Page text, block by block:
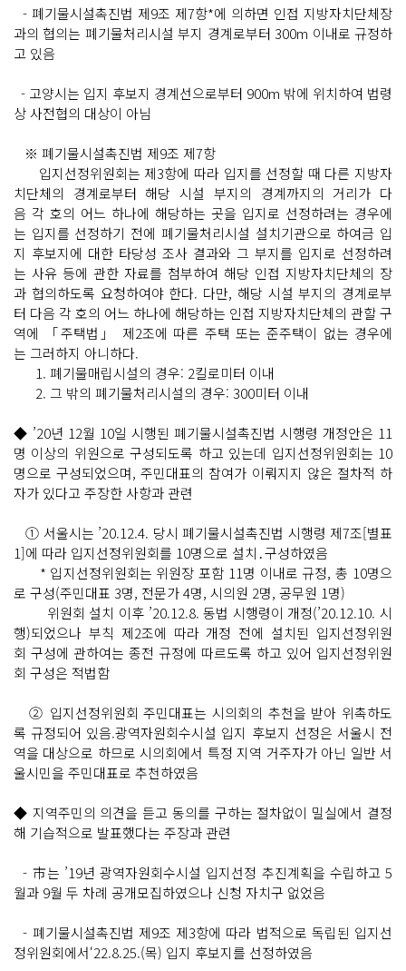
- 폐기물시설촉진법 제9조 제7항*에 의하면 인접 지방자치단체장
과의 협의는 폐기물처리시설 부지 경계로부터 300m 이내로 규정하
고 있음
- 고양시는 입지 후보지 경계선으로부터 900m 밖에 위치하여 법령
상 사전협의 대상이 아님
※ 폐기물시설촉진법 제9조 제7항
입지선정위원회는 제3항에 따라 입지를 선정할 때 다른 지방자
치단체의 경계로부터 해당 시설 부지의 경계까지의 거리가 다
음 각 호의 어느 하나에 해당하는 곳을 입지로 선정하려는 경우에
는 입지를 선정하기 전에 폐기물처리시설 설치기관으로 하여금 입
지 후보지에 대한 타당성 조사 결과와 그 부지를 입지로 선정하려
는 사유 등에 관한 자료를 첨부하여 해당 인접 지방자치단체의 장
과 협의하도록 요청하여야 한다. 다만, 해당 시설 부지의 경계로부
터 다음 각 호의 어느 하나에 해당하는 인접 지방자치단체의 관할 구
역에 「주택법」 제2조에 따른 주택 또는 준주택이 없는 경우에
는 그러하지 아니하다.
1. 폐기물매립시설의 경우: 2킬로미터 이내
2. 그 밖의 폐기물처리시설의 경우: 300미터 이내
◆ ’20년 12월 10일 시행된 폐기물시설촉진법 시행령 개정안은 11
명 이상의 위원으로 구성되도록 하고 있는데 입지선정위원회는 10
명으로 구성되었으며, 주민대표의 참여가 이뤄지지 않은 절차적 하
자가 있다고 주장한 사항과 관련
① 서울시는 ’20.12.4. 당시 폐기물시설촉진법 시행령 제7조[별표
1]에 따라 입지선정위원회를 10명으로 설치․구성하였음
* 입지선정위원회는 위원장 포함 11명 이내로 규정, 총 10명으
로 구성(주민대표 3명, 전문가 4명, 시의원 2명, 공무원 1명)
위원회 설치 이후 ’20.12.8. 동법 시행령이 개정(’20.12.10. 시
행)되었으나 부칙 제2조에 따라 개정 전에 설치된 입지선정위원
회 구성에 관하여는 종전 규정에 따르도록 하고 있어 입지선정위원
회 구성은 적법함
② 입지선정위원회 주민대표는 시의회의 추천을 받아 위촉하도
록 규정되어 있음.광역자원회수시설 입지 후보지 선정은 서울시 전
역을 대상으로 하므로 시의회에서 특정 지역 거주자가 아닌 일반 서
울시민을 주민대표로 추천하였음
◆ 지역주민의 의견을 듣고 동의를 구하는 절차없이 밀실에서 결정
해 기습적으로 발표했다는 주장과 관련
- 市는 ’19년 광역자원회수시설 입지선정 추진계획을 수립하고 5
월과 9월 두 차례 공개모집하였으나 신청 자치구 없었음
- 폐기물시설촉진법 제9조 제3항에 따라 법적으로 독립된 입지선
정위원회에서‘22.8.25.(목) 입지 후보지를 선정하였음